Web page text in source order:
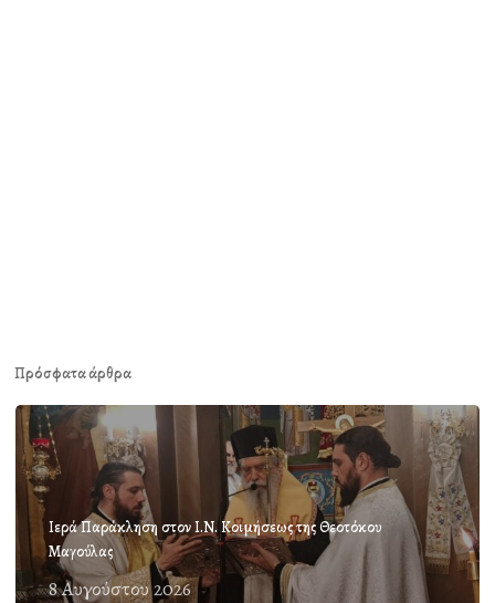
Πρόσφατα άρθρα
Ιερά Παράκληση στον Ι.Ν. Κοιμήσεως της Θεοτόκου
Μαγούλας
8 Αυγούστου 2026